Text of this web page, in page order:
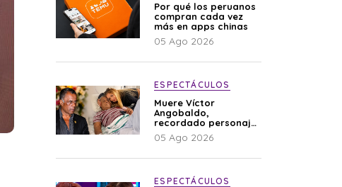
Por qué los peruanos
compran cada vez
más en apps chinas
05 Ago 2026
ESPECTÁCULOS
Muere Víctor
Angobaldo,
recordado personaje
de la farándula y
expareja de Shirley
05 Ago 2026
ESPECTÁCULOS